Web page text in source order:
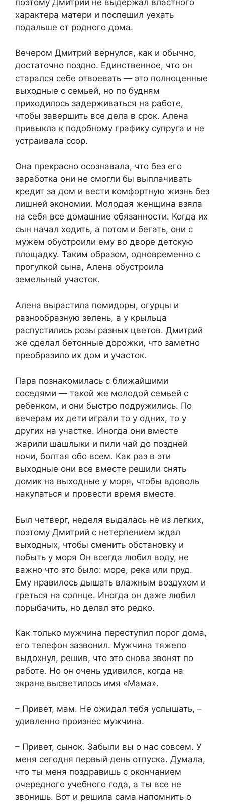
поэтому Дмитрий не выдержал властного
характера матери и поспешил уехать
подальше от родного дома.
Вечером Дмитрий вернулся, как и обычно,
достаточно поздно. Единственное, что он
старался себе отвоевать — это полноценные
выходные с семьей, но по будням
приходилось задерживаться на работе,
чтобы завершить все дела в срок. Алена
привыкла к подобному графику супруга и не
устраивала ссор.
Она прекрасно осознавала, что без его
заработка они не смогли бы выплачивать
кредит за дом и вести комфортную жизнь без
лишней экономии. Молодая женщина взяла
на себя все домашние обязанности. Когда их
сын начал ходить, а потом и бегать, они с
мужем обустроили ему во дворе детскую
площадку. Таким образом, одновременно с
прогулкой сына, Алена обустроила
земельный участок.
Алена вырастила помидоры, огурцы и
разнообразную зелень, а у крыльца
распустились розы разных цветов. Дмитрий
же сделал бетонные дорожки, что заметно
преобразило их дом и участок.
Пара познакомилась с ближайшими
соседями — такой же молодой семьей с
ребенком, и они быстро подружились. По
вечерам их дети играли то у одних, то у
других на участке. Иногда они вместе
жарили шашлыки и пили чай до поздней
ночи, болтая обо всем. Как раз в эти
выходные они все вместе решили снять
домик на выходные у моря, чтобы вдоволь
накупаться и провести время вместе.
Был четверг, неделя выдалась не из легких,
поэтому Дмитрий с нетерпением ждал
выходных, чтобы сменить обстановку и
побыть у моря Он всегда любил воду, не
важно что это было: море, река или пруд.
Ему нравилось дышать влажным воздухом и
греться на солнце. Иногда он даже любил
порыбачить, но делал это редко.
Как только мужчина переступил порог дома,
его телефон зазвонил. Мужчина тяжело
выдохнул, решив, что это снова звонят по
работе. Но он очень удивился, когда на
экране высветилось имя «Мама».
– Привет, мам. Не ожидал тебя услышать, –
удивленно произнес мужчина.
– Привет, сынок. Забыли вы о нас совсем. У
меня сегодня первый день отпуска. Думала,
что ты меня поздравишь с окончанием
очередного учебного года, а ты все не
звонишь. Вот и решила сама напомнить о